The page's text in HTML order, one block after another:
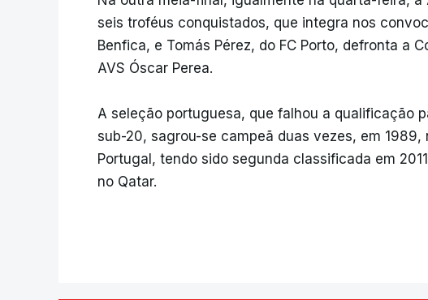
seis troféus conquistados, que integra nos
Benfica, e Tomás Pérez, do FC Porto, defronta a
AVS Óscar Perea.
A seleção portuguesa, que falhou a qualificação
sub-20, sagrou-se campeã duas vezes, em 1989,
Portugal, tendo sido segunda classificada em
no Qatar.